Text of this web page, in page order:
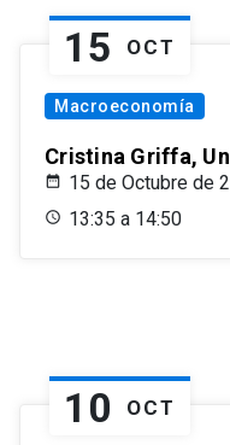
15 OCT
Macroeconomía
Cristina Griffa,
15 de Octubre de
13:35 a 14:50
10 OCT